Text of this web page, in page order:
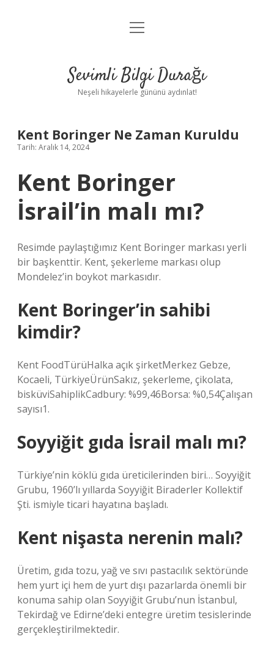
Anasayfa
Yasal Uyarı
menüyü
Sevimli Bilgi Durağı
Neşeli hikayelerle gününü aydınlat!
Kent Boringer Ne Zaman Kuruldu
Tarih: Aralık 14, 2024
Kent Boringer
İsrail’in malı mı?
Resimde paylaştığımız Kent Boringer markası yerli
bir başkenttir. Kent, şekerleme markası olup
Mondelez’in boykot markasıdır.
Kent Boringer’in sahibi
kimdir?
Kent FoodTürüHalka açık şirketMerkez Gebze,
Kocaeli, TürkiyeÜrünSakız, şekerleme, çikolata,
bisküviSahiplikCadbury: %99,46Borsa: %0,54Çalışan
sayısı1.
Soyyiğit gıda İsrail malı mı?
Türkiye’nin köklü gıda üreticilerinden biri… Soyyiğit
Grubu, 1960’lı yıllarda Soyyiğit Biraderler Kollektif
Şti. ismiyle ticari hayatına başladı.
Kent nişasta nerenin malı?
Üretim, gıda tozu, yağ ve sıvı pastacılık sektöründe
hem yurt içi hem de yurt dışı pazarlarda önemli bir
konuma sahip olan Soyyiğit Grubu’nun İstanbul,
Tekirdağ ve Edirne’deki entegre üretim tesislerinde
gerçekleştirilmektedir.